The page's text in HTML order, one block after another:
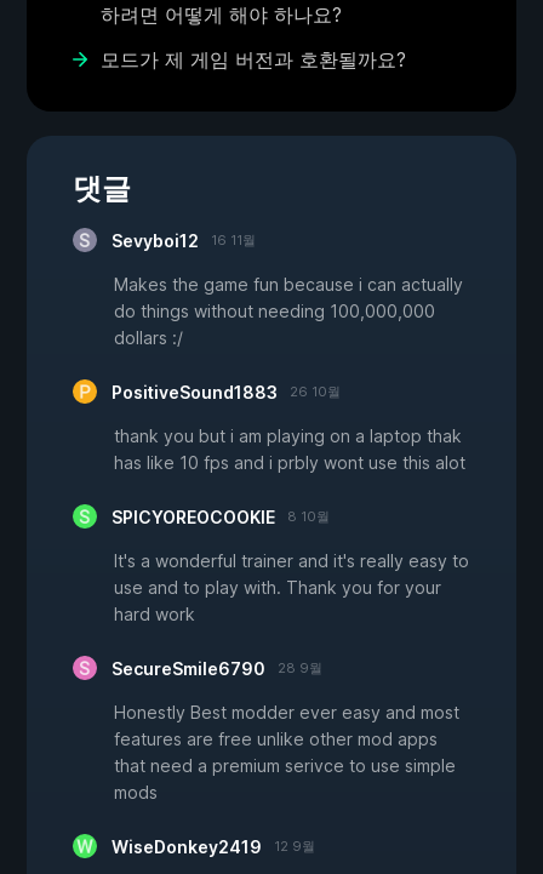
하려면 어떻게 해야 하나요?
모드가 제 게임 버전과 호환될까요?
댓글
Sevyboi12 16 11월
Makes the game fun because i can actually
do things without needing 100,000,000
dollars :/
PositiveSound1883 26 10월
thank you but i am playing on a laptop thak
has like 10 fps and i prbly wont use this alot
SPICYOREOCOOKIE 8 10월
It's a wonderful trainer and it's really easy to
use and to play with. Thank you for your
hard work
SecureSmile6790 28 9월
Honestly Best modder ever easy and most
features are free unlike other mod apps
that need a premium serivce to use simple
mods
WiseDonkey2419 12 9월